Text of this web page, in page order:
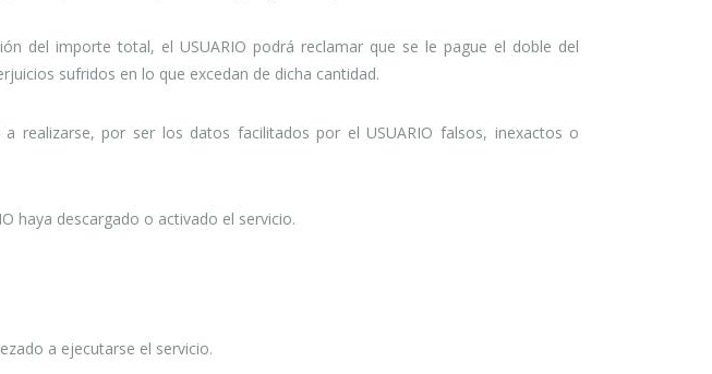
del importe total, el USUARIO podrá reclamar que se le pague el doble del
sufridos en lo que excedan de dicha cantidad.
realizarse, por ser los datos facilitados por el USUARIO falsos, inexactos o
haya descargado o activado el servicio.
a ejecutarse el servicio.